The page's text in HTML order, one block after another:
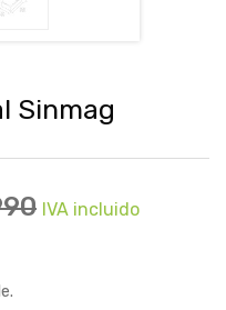
Sinmag
IVA incluido